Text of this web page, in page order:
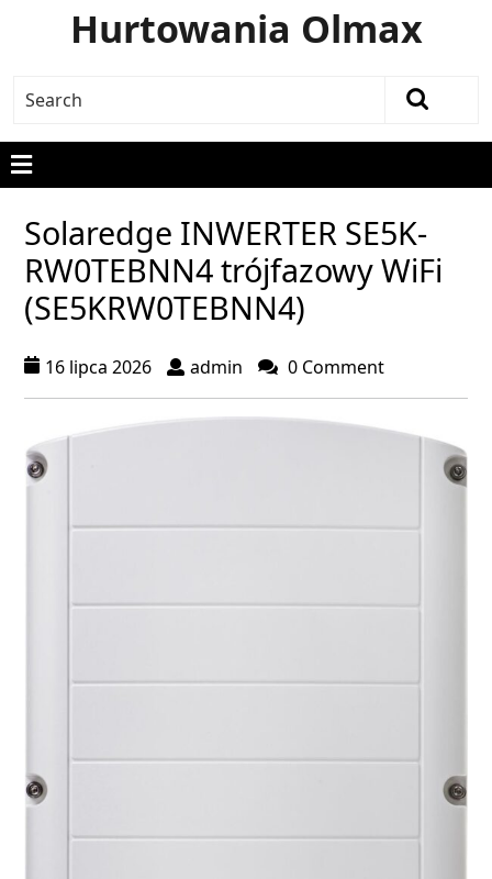
Hurtowania Olmax
Solaredge INWERTER SE5K-
RW0TEBNN4 trójfazowy WiFi
(SE5KRW0TEBNN4)
16 lipca 2026 admin 0 Comment